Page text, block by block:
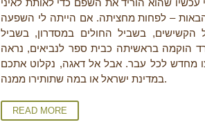
עכשיו שהוא הוריד את השפם כדי לאותת לאיני
– לפחות מחציתה. אם הייתה לי השפעה
בשביל החולים במסדרון, בשביל
הוקמה בראשיתה כבית ספר לנביאים, נראה
מחדש לכל עבר. אבל אל דאגה, נקלוט אתכם
במדינת ישראל או במה שתותירו ממנה.
READ MORE